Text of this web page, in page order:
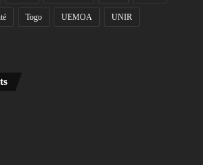
Togo UEMOA UNIR